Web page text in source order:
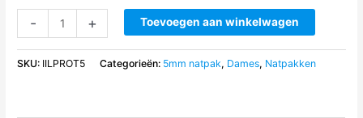
-
Element
Proteus
ll
+ Toevoegen aan winkelwagen
SKU: IILPROT5 Categorieën: 5mm natpak, Dames, Natpakken